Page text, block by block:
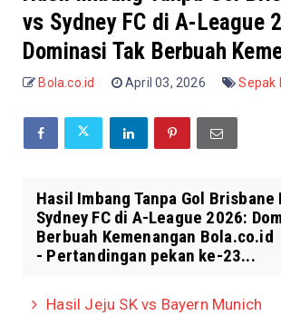
vs Sydney FC di A-League
Dominasi Tak Berbuah
Bola.co.id April 03, 2026 Sepak
Hasil Imbang Tanpa Gol Brisbane
Sydney FC di A-League 2026:
Berbuah Kemenangan Bola.co.id
- Pertandingan pekan ke-23...
Hasil Jeju SK vs Bayern Munich